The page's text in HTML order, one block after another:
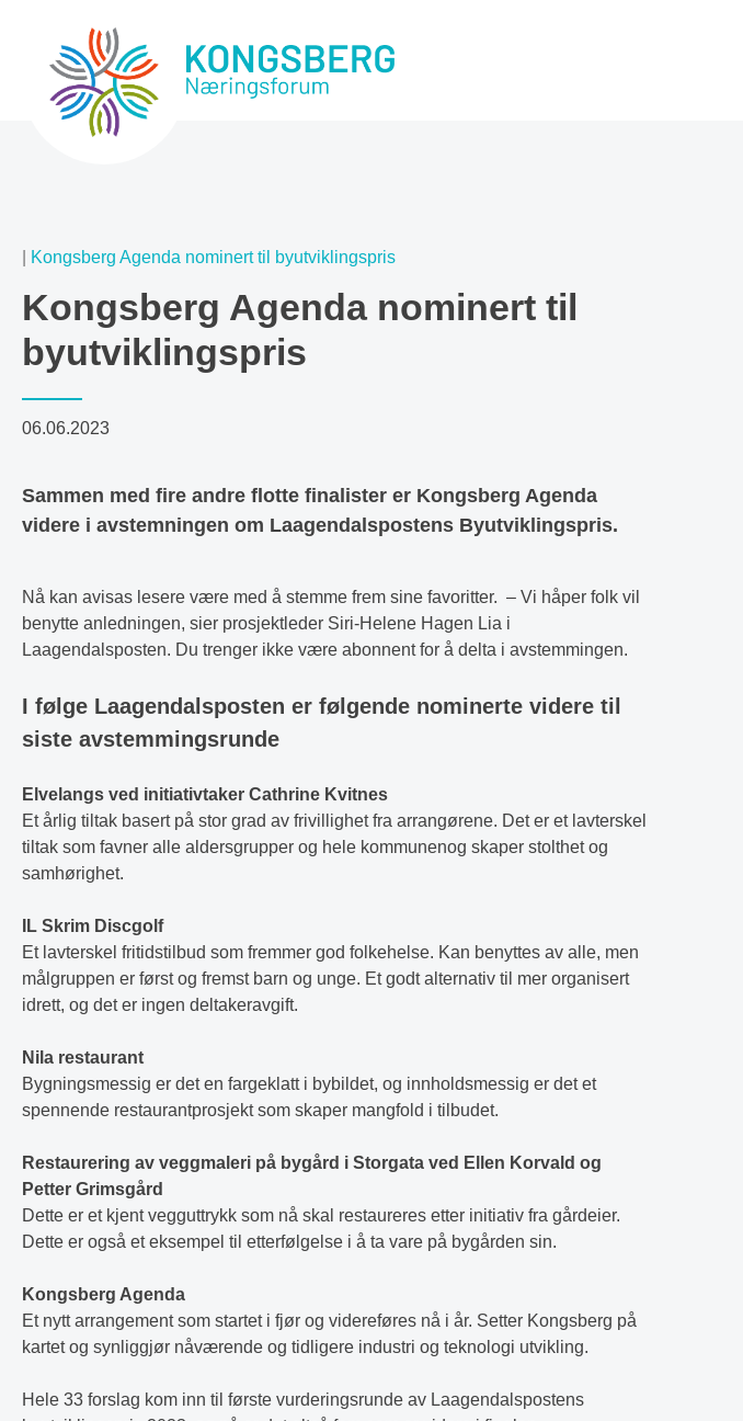
Kongsberg Agenda nominert til byutviklingspris
Kongsberg Agenda nominert til
byutviklingspris
06.06.2023
Sammen med fire andre flotte finalister er Kongsberg Agenda
videre i avstemningen om Laagendalspostens Byutviklingspris.
Nå kan avisas lesere være med å stemme frem sine favoritter. – Vi håper folk vil
benytte anledningen, sier prosjektleder Siri-Helene Hagen Lia i
Laagendalsposten. Du trenger ikke være abonnent for å delta i avstemmingen.
I følge Laagendalsposten er følgende nominerte videre til
siste avstemmingsrunde
Elvelangs ved initiativtaker Cathrine Kvitnes
Et årlig tiltak basert på stor grad av frivillighet fra arrangørene. Det er et lavterskel
tiltak som favner alle aldersgrupper og hele kommunenog skaper stolthet og
samhørighet.
IL Skrim Discgolf
Et lavterskel fritidstilbud som fremmer god folkehelse. Kan benyttes av alle, men
målgruppen er først og fremst barn og unge. Et godt alternativ til mer organisert
idrett, og det er ingen deltakeravgift.
Nila restaurant
Bygningsmessig er det en fargeklatt i bybildet, og innholdsmessig er det et
spennende restaurantprosjekt som skaper mangfold i tilbudet.
Restaurering av veggmaleri på bygård i Storgata ved Ellen Korvald og
Petter Grimsgård
Dette er et kjent vegguttrykk som nå skal restaureres etter initiativ fra gårdeier.
Dette er også et eksempel til etterfølgelse i å ta vare på bygården sin.
Kongsberg Agenda
Et nytt arrangement som startet i fjør og videreføres nå i år. Setter Kongsberg på
kartet og synliggjør nåværende og tidligere industri og teknologi utvikling.
Hele 33 forslag kom inn til første vurderingsrunde av Laagendalspostens